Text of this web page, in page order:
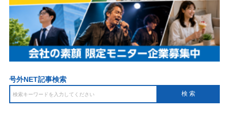
号外NET記事検索